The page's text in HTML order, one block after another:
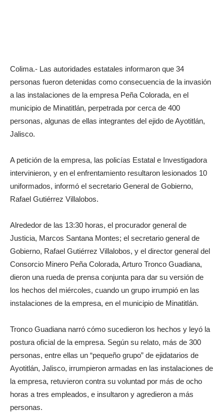
Colima.- Las autoridades estatales informaron que 34
personas fueron detenidas como consecuencia de la invasión
a las instalaciones de la empresa Peña Colorada, en el
municipio de Minatitlán, perpetrada por cerca de 400
personas, algunas de ellas integrantes del ejido de Ayotitlán,
Jalisco.
A petición de la empresa, las policías Estatal e Investigadora
intervinieron, y en el enfrentamiento resultaron lesionados 10
uniformados, informó el secretario General de Gobierno,
Rafael Gutiérrez Villalobos.
Alrededor de las 13:30 horas, el procurador general de
Justicia, Marcos Santana Montes; el secretario general de
Gobierno, Rafael Gutiérrez Villalobos, y el director general del
Consorcio Minero Peña Colorada, Arturo Tronco Guadiana,
dieron una rueda de prensa conjunta para dar su versión de
los hechos del miércoles, cuando un grupo irrumpió en las
instalaciones de la empresa, en el municipio de Minatitlán.
Tronco Guadiana narró cómo sucedieron los hechos y leyó la
postura oficial de la empresa. Según su relato, más de 300
personas, entre ellas un “pequeño grupo” de ejidatarios de
Ayotitlán, Jalisco, irrumpieron armadas en las instalaciones de
la empresa, retuvieron contra su voluntad por más de ocho
horas a tres empleados, e insultaron y agredieron a más
personas.